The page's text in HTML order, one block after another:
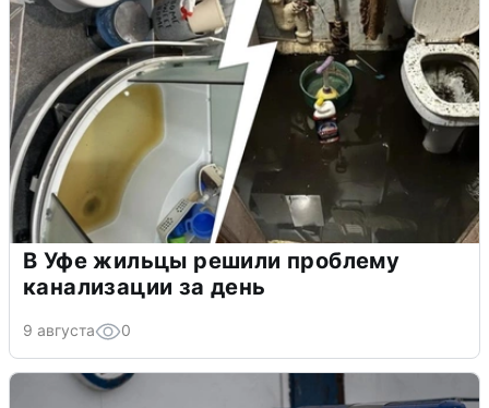
В Уфе жильцы решили проблему
канализации за день
9 августа 0